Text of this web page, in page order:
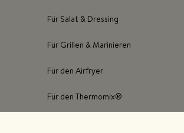
Für Salat & Dressing
Für Grillen & Marinieren
Für den Airfryer
Für den Thermomix®